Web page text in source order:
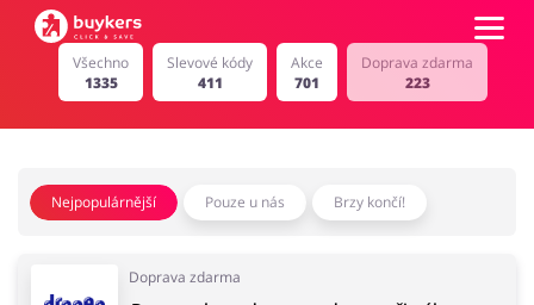
Kategorie
Všechno
1335
Slevové kódy
411
Akce
701
Doprava zdarma
223
Nejpopulárnější Pouze u nás Brzy končí!
Doprava zdarma